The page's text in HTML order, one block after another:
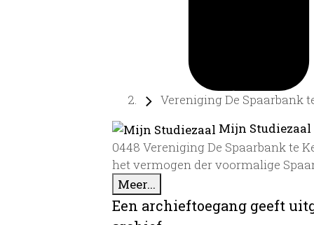
Vereniging De Spaarbank
Mijn
0448 Vereniging De Spaarbank te
het vermogen der voormalige
Meer...
Een archieftoegang geeft